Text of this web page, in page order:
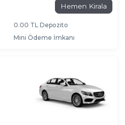
Hemen Kirala
0.00 TL Depozito
Mini Ödeme İmkanı